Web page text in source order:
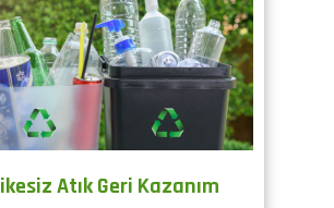
Atık Geri Kazanım